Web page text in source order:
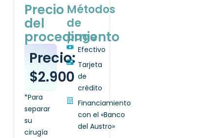
Precio
del
procedimiento
Precio:
$2.900
*Para
separar
su
cirugía
Métodos
de
pago
Efectivo
Tarjeta
de
crédito
Financiamiento
con el «Banco
del Austro»